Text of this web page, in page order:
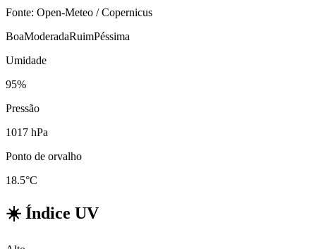
Fonte: Open-Meteo / Copernicus
BoaModeradaRuimPéssima
Umidade
95%
Pressão
1017 hPa
Ponto de orvalho
18.5°C
☀️ Índice UV